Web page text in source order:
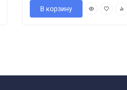
В корзину